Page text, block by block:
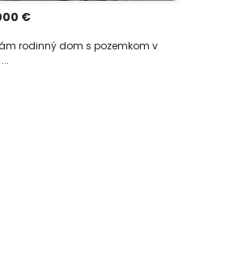
€
rodinný dom s pozemkom v